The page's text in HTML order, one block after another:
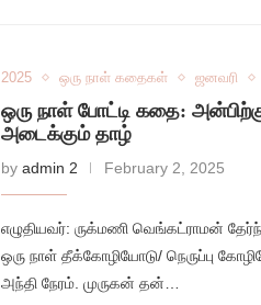
2025 ஒரு நாள் கதைகள் ஜனவரி
ஒரு நாள் போட்டி கதை:
அடைக்கும் தாழ்
by admin 2 February 2, 2025
எழுதியவர்: ருக்மணி வெங்கட்ராமன்
ஒரு நாள் தீக்கோழியோடு/ நெருப்பு
அந்தி நேரம். முருகன் தன்…